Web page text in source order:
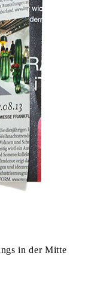
in der Mitte